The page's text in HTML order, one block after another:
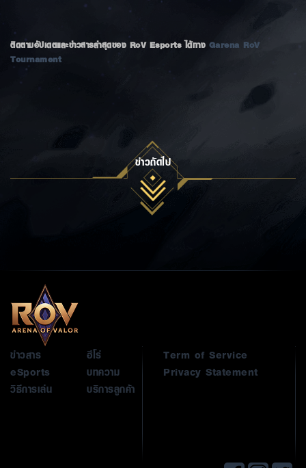
ติดตามอัปเดตและข่าวสารล่าสุดของ RoV Esports ได้ทาง Garena RoV
Tournament
ข่าวถัดไป
ข่าวสาร
eSports
วิธีการเล่น
ฮีโร่
บทความ
บริการลูกค้า
Term of Service
Privacy Statement